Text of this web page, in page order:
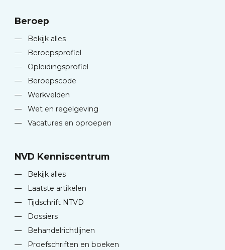
Beroep
—
Bekijk alles
—
Beroepsprofiel
—
Opleidingsprofiel
—
Beroepscode
—
Werkvelden
—
Wet en regelgeving
—
Vacatures en oproepen
NVD Kenniscentrum
—
Bekijk alles
—
Laatste artikelen
—
Tijdschrift NTVD
—
Dossiers
—
Behandelrichtlijnen
—
Proefschriften en boeken